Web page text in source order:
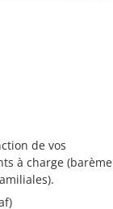
de vos
à charge (barème